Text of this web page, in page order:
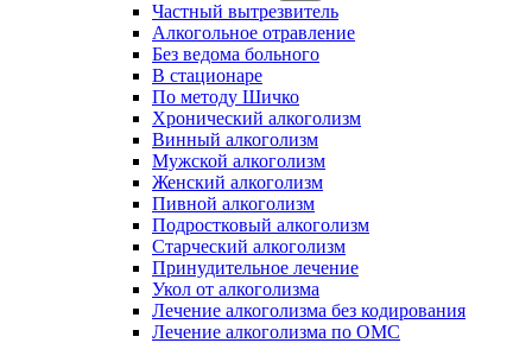
Частный вытрезвитель
Алкогольное отравление
Без ведома больного
В стационаре
По методу Шичко
Хронический алкоголизм
Винный алкоголизм
Мужской алкоголизм
Женский алкоголизм
Пивной алкоголизм
Подростковый алкоголизм
Старческий алкоголизм
Принудительное лечение
Укол от алкоголизма
Лечение алкоголизма без кодирования
Лечение алкоголизма по ОМС